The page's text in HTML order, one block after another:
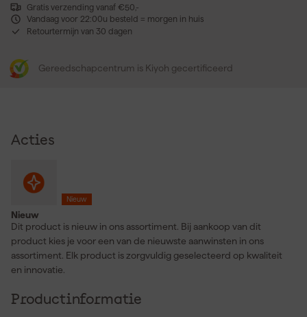
Gratis verzending vanaf €50,-
Vandaag voor 22:00u besteld = morgen in huis
Retourtermijn van 30 dagen
Gereedschapcentrum is Kiyoh gecertificeerd
Acties
Nieuw
Nieuw
Dit product is nieuw in ons assortiment. Bij aankoop van dit
product kies je voor een van de nieuwste aanwinsten in ons
assortiment. Elk product is zorgvuldig geselecteerd op kwaliteit
en innovatie.
Productinformatie